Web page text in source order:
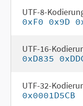
UTF-8-
0xF0 0x9D
UTF-16-
0xD835
UTF-32-
0x0001D5CB